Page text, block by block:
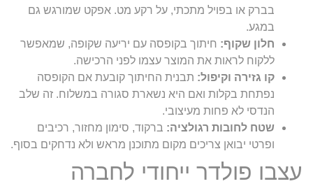
בברק או בפויל מתכתי, על רקע מט. אפקט שמורגש גם
במגע.
חלון שקוף: חיתוך בקופסה עם יריעה שקופה, שמאפשר
ללקוח לראות את המוצר עצמו לפני הרכישה.
קו גזירה וקיפול: תבנית החיתוך קובעת אם הקופסה
נפתחת בקלות ואם היא נשארת סגורה במשלוח. זה שלב
הנדסי לא פחות מעיצובי.
שטח לחובות רגולציה: ברקוד, סימון מחזור, רכיבים
ופרטי יבואן צריכים מקום מתוכנן מראש ולא נדחקים בסוף.
עצבו פולדר ייחודי לחברה